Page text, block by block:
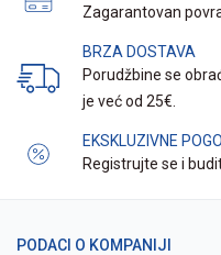
Zagarantovan
BRZA DOSTAVA
Porudžbine se
je već od 25€.
EKSKLUZIVNE
Registrujte se i
PODACI O KOMPANIJI